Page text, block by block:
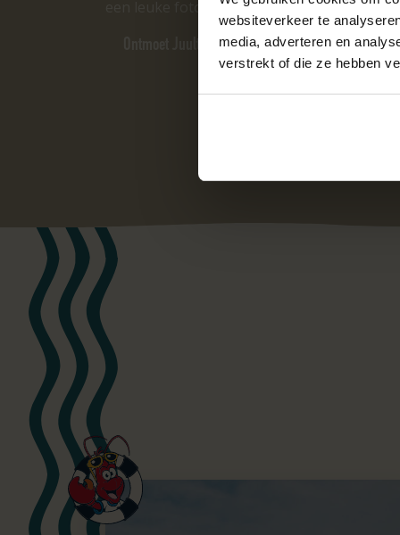
websiteverkeer te
media, adverteren en
verstrekt of die ze hebben
Ontmoet Juultje & zijn vriendjes!
Buiten spelen